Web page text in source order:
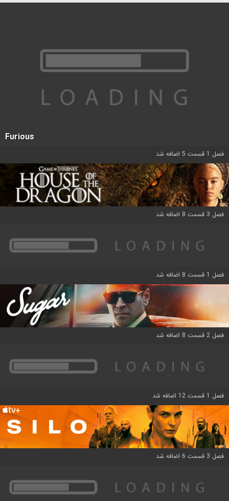
Furious
فصل 1 قسمت 5 اضافه شد
فصل 3 قسمت 8 اضافه شد
فصل 1 قسمت 8 اضافه شد
فصل 2 قسمت 8 اضافه شد
فصل 1 قسمت 12 اضافه شد
فصل 3 قسمت 6 اضافه شد